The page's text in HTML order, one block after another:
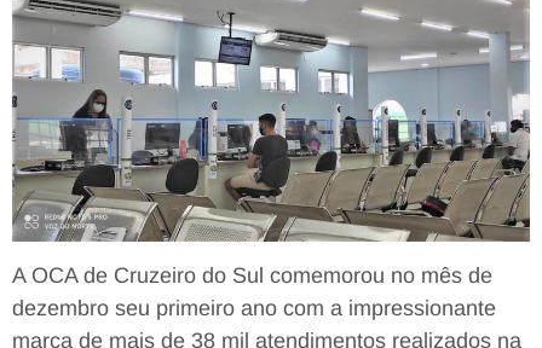
A OCA de Cruzeiro do Sul comemorou no mês de
dezembro seu primeiro ano com a impressionante
marca de mais de 38 mil atendimentos realizados na